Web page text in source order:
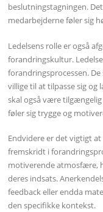
beslutningstagningen.
medarbejderne føler sig
Ledelsens rolle er også
forandringskultur.
forandringsprocessen.
villige til at tilpasse sig og
skal også være
føler sig trygge og
Endvidere er det vigtigt
fremskridt i
motiverende atmosfære,
deres indsats.
feedback eller endda
den specifikke kontekst.